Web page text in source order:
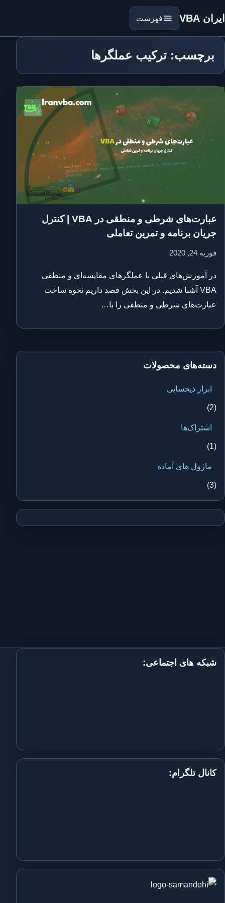
ایران VBA فهرست
برچسب: ترکیب عملگرها
عبارت‌های شرطی و منطقی در VBA | کنترل
جریان برنامه و تمرین تعاملی
فوریه 24, 2020
در آموزش‌های قبلی با عملگرهای مقایسه‌ای و منطقی
VBA آشنا شدیم. در این بخش قصد داریم نحوه ساخت
عبارت‌های شرطی و منطقی را با…
دسته‌های محصولات
ابزار ذیحسابی
(2)
اشتراک‌ها
(1)
ماژول های آماده
(3)
شبکه های اجتماعی:
کانال تلگرام: